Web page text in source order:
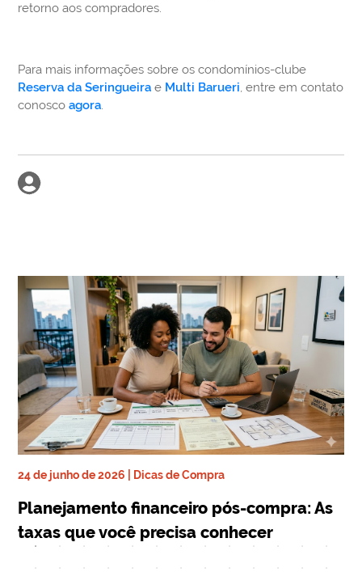
retorno aos compradores.
Para mais informações sobre os condomínios-clube
Reserva da Seringueirae Multi Barueri, entre em contato
conoscoagora.
24 de junho de 2026 | Dicas de Compra
Planejamento financeiro pós-compra: As
taxas que você precisa conhecer